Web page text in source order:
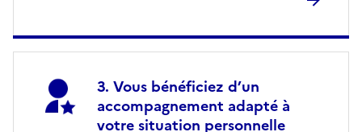
Vous bénéficiez d’un
accompagnement adapté à
votre situation personnelle